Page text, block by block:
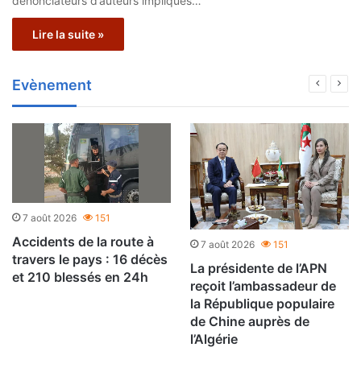
Lire la suite »
Evènement
7 août 2026 151
Accidents de la route à
travers le pays : 16 décès
et 210 blessés en 24h
7 août 2026 151
La présidente de l’APN
reçoit l’ambassadeur de
la République populaire
de Chine auprès de
l’Algérie